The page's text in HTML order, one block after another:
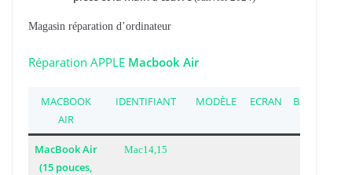
Magasin réparation d’ordinateur
Réparation APPLE Macbook Air
MACBOOK
AIR
IDENTIFIANT MODÈLE ECRAN BATTERIE
MacBook Air
(15 pouces,
Mac14,15